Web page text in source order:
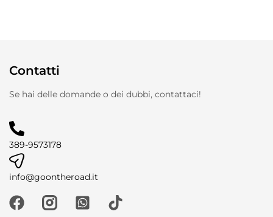
Contatti
Se hai delle domande o dei dubbi, contattaci!
389-9573178
info@goontheroad.it